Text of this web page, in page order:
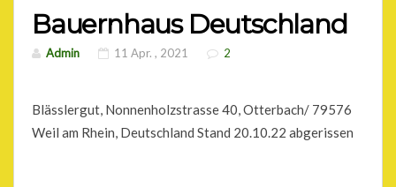
Bauernhaus Deutschland
Admin 11 Apr. , 2021 2
Blässlergut, Nonnenholzstrasse 40, Otterbach/ 79576
Weil am Rhein, Deutschland Stand 20.10.22 abgerissen